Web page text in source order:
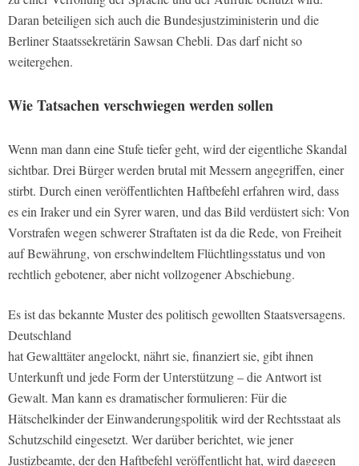
Daran beteiligen sich auch die Bundesjustziministerin und die
Berliner Staatssekretärin Sawsan Chebli. Das darf nicht so
weitergehen.
Wie Tatsachen verschwiegen werden sollen
Wenn man dann eine Stufe tiefer geht, wird der eigentliche Skandal
sichtbar. Drei Bürger werden brutal mit Messern angegriffen, einer
stirbt. Durch einen veröffentlichten Haftbefehl erfahren wird, dass
es ein Iraker und ein Syrer waren, und das Bild verdüstert sich: Von
Vorstrafen wegen schwerer Straftaten ist da die Rede, von Freiheit
auf Bewährung, von erschwindeltem Flüchtlingsstatus und von
rechtlich gebotener, aber nicht vollzogener Abschiebung.
Es ist das bekannte Muster des politisch gewollten Staatsversagens.
Deutschland
hat Gewalttäter angelockt, nährt sie, finanziert sie, gibt ihnen
Unterkunft und jede Form der Unterstützung – die Antwort ist
Gewalt. Man kann es dramatischer formulieren: Für die
Hätschelkinder der Einwanderungspolitik wird der Rechtsstaat als
Schutzschild eingesetzt. Wer darüber berichtet, wie jener
Justizbeamte, der den Haftbefehl veröffentlicht hat, wird dagegen